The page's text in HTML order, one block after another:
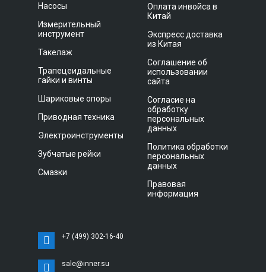
Насосы
Измерительный
инструмент
Такелаж
Трапецеидальные
гайки и винты
Шариковые опоры
Приводная техника
Электроинструменты
Зубчатые рейки
Смазки
Оплата инвойса в
Китай
Экспресс доставка
из Китая
Соглашение об
использовании
сайта
Согласие на
обработку
персональных
данных
Политика обработки
персональных
данных
Правовая
информация
+7 (499) 302-16-40
sale@inner.su